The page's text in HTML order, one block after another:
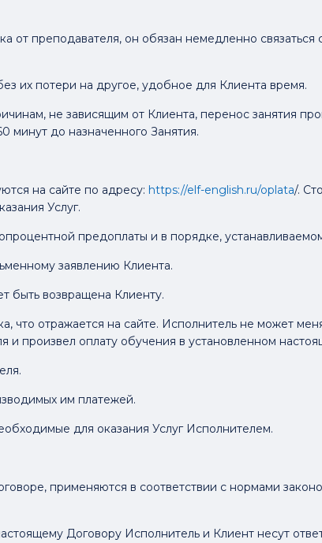
от преподавателя, он обязан немедленно
их потери на другое, удобное для Клиента время.
не зависящим от Клиента, перенос занятия
минут до назначенного Занятия.
на сайте по адресу: https://elf-english.ru/oplata/.
Услуг.
предоплаты и в порядке,
заявлению Клиента.
быть возвращена Клиенту.
что отражается на сайте. Исполнитель не может
и произвел оплату обучения в установленном
им платежей.
для оказания Услуг Исполнителем.
применяются в соответствии с нормами
Договору Исполнитель и Клиент несут